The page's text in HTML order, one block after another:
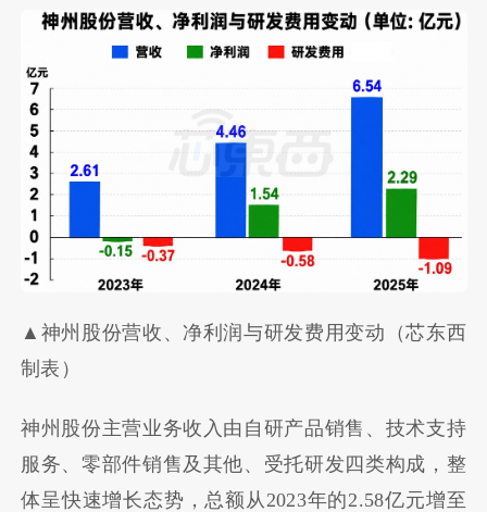
▲神州股份营收、净利润与研发费用变动（芯东西
制表）
神州股份主营业务收入由自研产品销售、技术支持
服务、零部件销售及其他、受托研发四类构成，整
体呈快速增长态势，总额从2023年的2.58亿元增至